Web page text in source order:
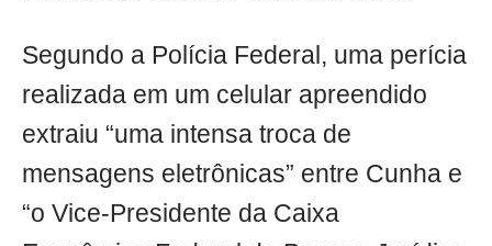
Segundo a Polícia Federal, uma perícia
realizada em um celular apreendido
extraiu “uma intensa troca de
mensagens eletrônicas” entre Cunha e
“o Vice-Presidente da Caixa